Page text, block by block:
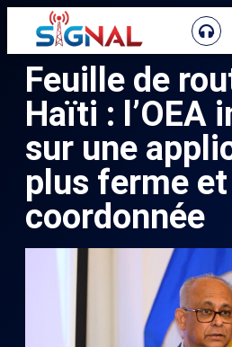
Feuille de
Haïti : l’OEA
sur une
plus ferme et
coordonnée